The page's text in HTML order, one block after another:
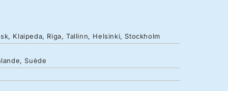
Klaipeda, Riga, Tallinn, Helsinki, Stockholm
Suède